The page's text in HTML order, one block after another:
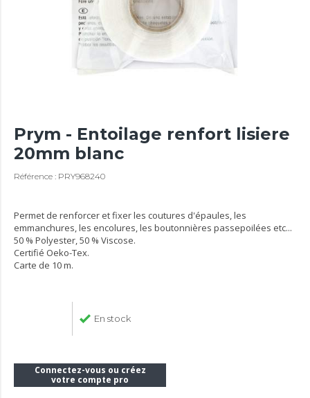
Prym - Entoilage renfort lisiere
20mm blanc
Référence : PRY968240
Permet de renforcer et fixer les coutures d'épaules, les
emmanchures, les encolures, les boutonnières passepoilées etc...
50 % Polyester, 50 % Viscose.
Certifié Oeko-Tex.
Carte de 10 m.
En stock
Connectez-vous ou créez
votre compte pro